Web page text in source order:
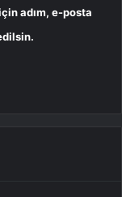
adım, e-posta